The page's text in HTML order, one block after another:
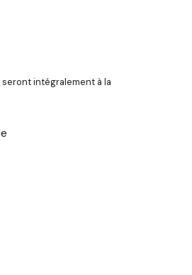
intégralement à la